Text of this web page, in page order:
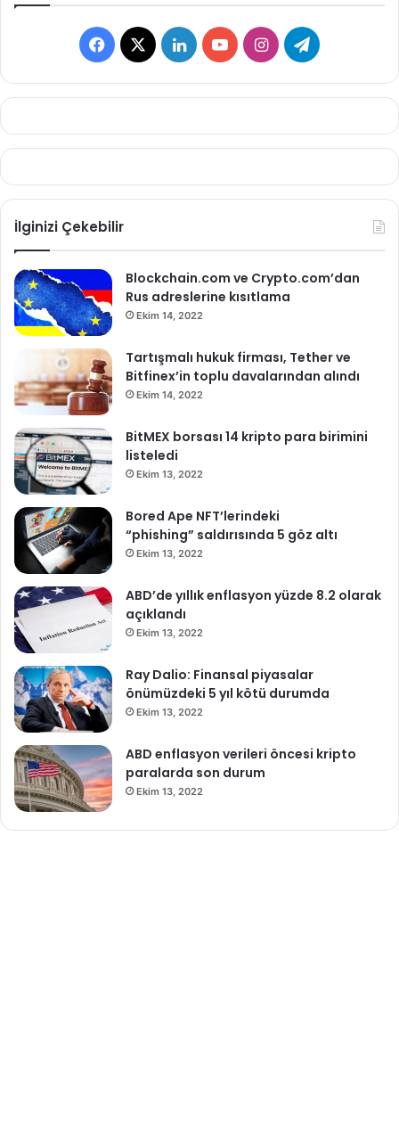
Facebook
X LinkedInYouTubeInstagramTelegram
İlginizi Çekebilir
Blockchain.com ve Crypto.com’dan
Rus adreslerine kısıtlama
Ekim 14, 2022
Tartışmalı hukuk firması, Tether ve
Bitfinex’in toplu davalarından alındı
Ekim 14, 2022
BitMEX borsası 14 kripto para birimini
listeledi
Ekim 13, 2022
Bored Ape NFT’lerindeki
“phishing” saldırısında 5 göz altı
Ekim 13, 2022
ABD’de yıllık enflasyon yüzde 8.2 olarak
açıklandı
Ekim 13, 2022
Ray Dalio: Finansal piyasalar
önümüzdeki 5 yıl kötü durumda
Ekim 13, 2022
ABD enflasyon verileri öncesi kripto
paralarda son durum
Ekim 13, 2022